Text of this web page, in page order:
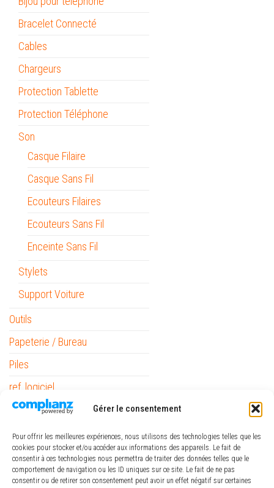
Gérer le consentement
Pour offrir les meilleures expériences, nous utilisons des technologies telles que les
cookies pour stocker et/ou accéder aux informations des appareils. Le fait de
consentir à ces technologies nous permettra de traiter des données telles que le
comportement de navigation ou les ID uniques sur ce site. Le fait de ne pas
consentir ou de retirer son consentement peut avoir un effet négatif sur certaines
Bracelet Connecté
Cables
Chargeurs
Protection Tablette
Protection Téléphone
Son
Casque Filaire
Casque Sans Fil
Ecouteurs Filaires
Ecouteurs Sans Fil
Enceinte Sans Fil
Stylets
Support Voiture
Outils
Papeterie / Bureau
Piles
ref_logiciel
Rubans